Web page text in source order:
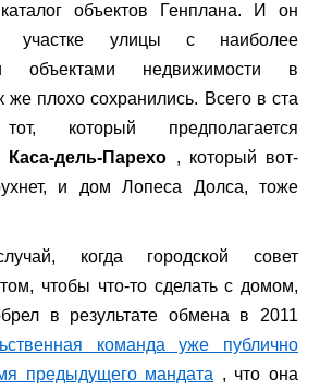
объектов Генплана. И он
участке улицы с наиболее
объектами недвижимости в
же плохо сохранились. Всего в ста
который предполагается
Каса-дель-Парехо , который вот-
и дом Лопеса Долса, тоже
когда городской совет
чтобы что-то сделать с домом,
в результате обмена в 2011
команда уже публично
предыдущего мандата , что она